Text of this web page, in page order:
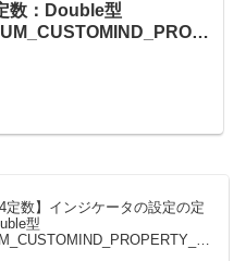
数：Double型
定数】インジケータの設定の定
型